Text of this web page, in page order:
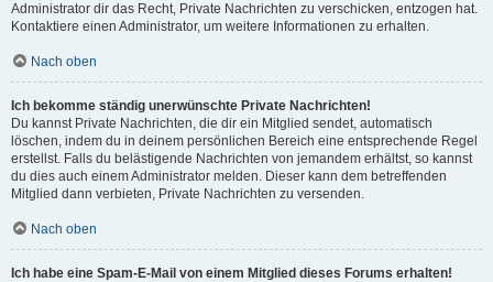
Administrator dir das Recht, Private Nachrichten zu verschicken, entzogen hat.
Kontaktiere einen Administrator, um weitere Informationen zu erhalten.
Nach oben
Ich bekomme ständig unerwünschte Private Nachrichten!
Du kannst Private Nachrichten, die dir ein Mitglied sendet, automatisch
löschen, indem du in deinem persönlichen Bereich eine entsprechende Regel
erstellst. Falls du belästigende Nachrichten von jemandem erhältst, so kannst
du dies auch einem Administrator melden. Dieser kann dem betreffenden
Mitglied dann verbieten, Private Nachrichten zu versenden.
Nach oben
Ich habe eine Spam-E-Mail von einem Mitglied dieses Forums erhalten!